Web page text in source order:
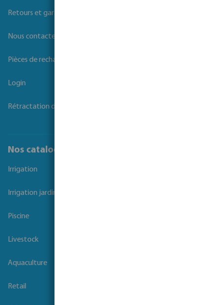
Retours et garanties
Nous contacter
Pièces de rechange
Login
Rétractation du contrat
Nos catalogues
Irrigation
Irrigation jardins et parcs
Piscine
Livestock
Aquaculture
Retail